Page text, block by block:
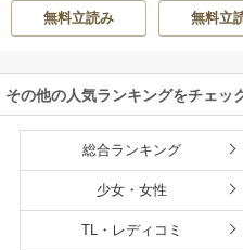
無料立読み
無料立
その他の人気ランキングをチェッ
総合ランキング
少女・女性
TL・レディコミ